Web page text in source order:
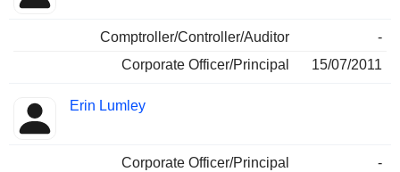
Comptroller/Controller/Auditor
-
Corporate Officer/Principal
15/07/2011
Erin Lumley
Corporate Officer/Principal -